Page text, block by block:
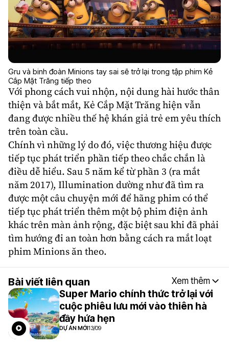
Gru và binh đoàn Minions tay sai sẽ trở lại trong tập phim Kẻ
Cắp Mặt Trăng tiếp theo
Với phong cách vui nhộn, nội dung hài hước thân
thiện và bắt mắt, Kẻ Cắp Mặt Trăng hiện vẫn
đang được nhiều thế hệ khán giả trẻ em yêu thích
trên toàn cầu.
Chính vì những lý do đó, việc thương hiệu được
tiếp tục phát triển phần tiếp theo chắc chắn là
điều dễ hiểu. Sau 5 năm kể từ phần 3 (ra mắt
năm 2017), Illumination dường như đã tìm ra
được một câu chuyện mới để hãng phim có thể
tiếp tục phát triển thêm một bộ phim điện ảnh
khác trên màn ảnh rộng, đặc biệt sau khi đã phải
tìm hướng đi an toàn hơn bằng cách ra mắt loạt
phimMinions ăn theo.
Bài viết liên quan Xem thêm
Super Mario chính thức trở lại với
cuộc phiêu lưu mới vào thiên hà
đầy hứa hẹn
DỰ ÁN MỚI13/09